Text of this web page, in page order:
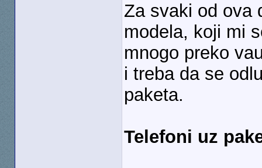
Za svaki od ova
modela, koji mi
mnogo preko
i treba da se
paketa.
Telefoni uz